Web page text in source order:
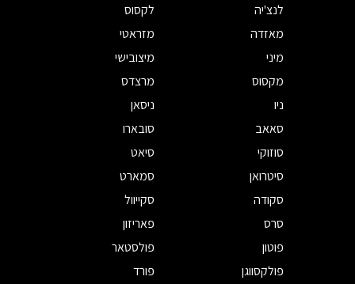
לנצ'יה
לקסוס
מאזדה
מזראטי
מיני
מיצובישי
מקסוס
מרצדס
ניו
ניסאן
סאאב
סובארו
סוזוקי
סיאט
סיטרואן
סמארט
סקודה
סקייוול
סרס
פאריזון
פוטון
פולסטאר
פולקסווגן
פורד